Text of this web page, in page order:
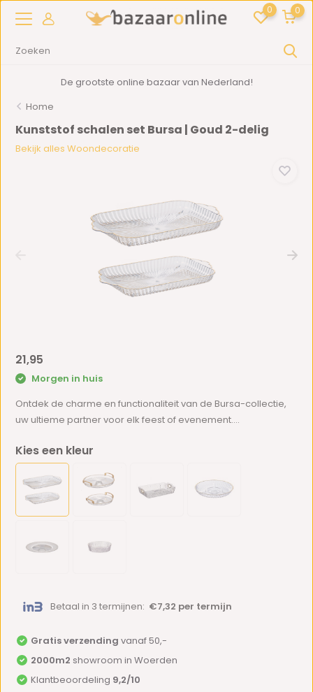
0 0
De grootste online bazaar van Nederland!
Home
Kunststof schalen set Bursa | Goud 2-delig
Bekijk alles Woondecoratie
21,95
Morgen in huis
Ontdek de charme en functionaliteit van de Bursa-collectie,
uw ultieme partner voor elk feest of evenement....
Kies een kleur
Betaal in 3 termijnen: €7,32 per termijn
Gratis verzending vanaf 50,-
2000m2 showroom in Woerden
Klantbeoordeling 9,2/10